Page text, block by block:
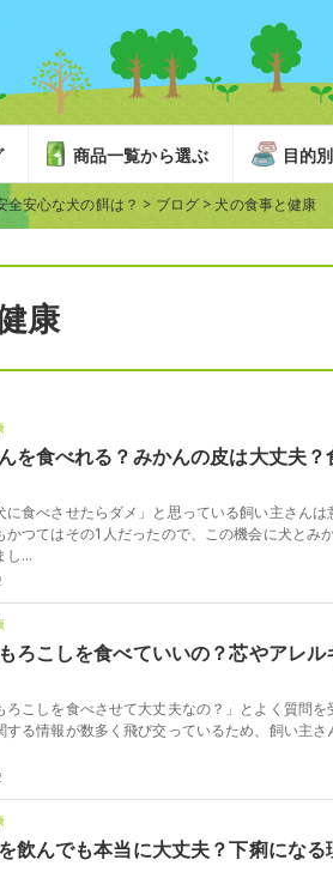
商品一覧から選ぶ 目的
全安心な犬の餌は？ > ブログ >犬の食事と健康
康
を食べれる？みかんの皮は大丈夫？
に食べさせたらダメ」と思っている飼い主さんは
かつてはその1人だったので、この機会に犬とみ
し…
ろこしを食べていいの？芯やアレル
ろこしを食べさせて大丈夫なの？」とよく質問を
する情報が数多く飛び交っているため、飼い主
飲んでも本当に大丈夫？下痢になる